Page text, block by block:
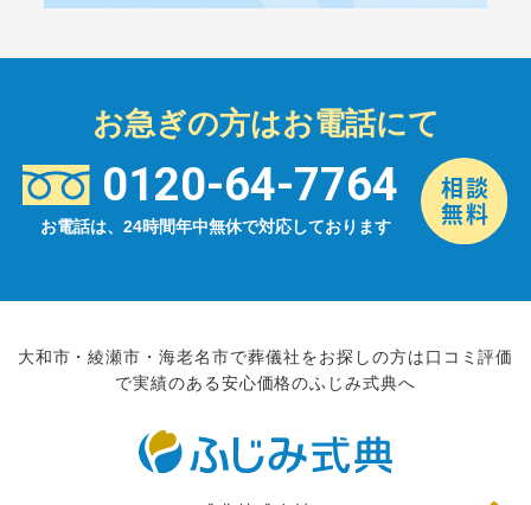
お急ぎの方はお電話にて
0120-64-7764
お電話は、24時間年中無休で対応しております
大和市・綾瀬市・海老名市で葬儀社をお探しの方は口コミ評価
で実績のある安心価格のふじみ式典へ